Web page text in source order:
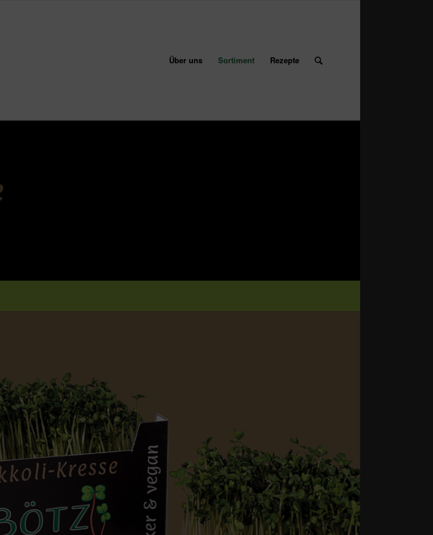
Über uns Sortiment Rezepte